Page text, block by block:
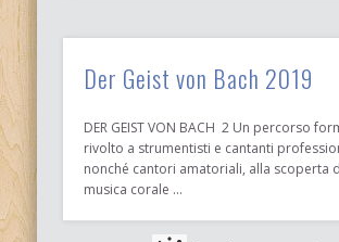
Der Geist von Bach 2019
DER GEIST VON BACH 2 Un percorso
rivolto a strumentisti e cantanti
nonché cantori amatoriali, alla scoperta
musica corale …